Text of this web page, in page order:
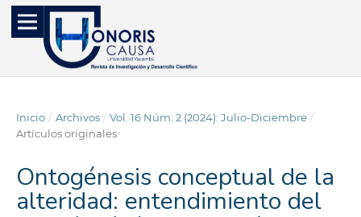
Inicio / Archivos / Vol. 16 Núm. 2 (2024): Julio-Diciembre /
Artículos originales
Ontogénesis conceptual de la
alteridad: entendimiento del